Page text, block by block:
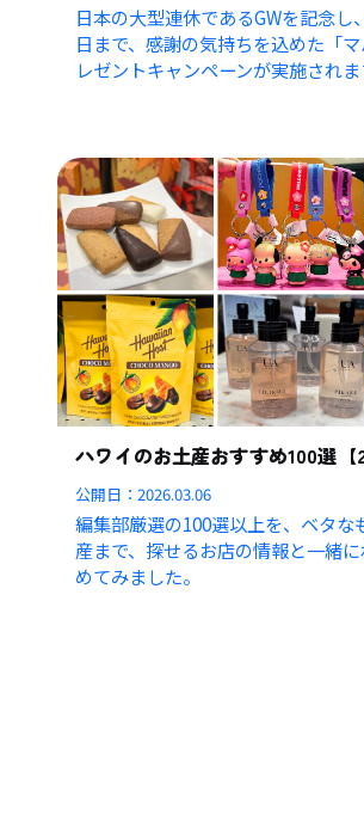
日本の大型連休であるGWを記念し
日まで、感謝の気持ちを込めた「
レゼントキャンペーンが実施されま
ハワイのお土産おすすめ100選【
公開日：2026.03.06
編集部厳選の100選以上を、ベタな
産まで、探せるお店の情報と一緒
めてみました。